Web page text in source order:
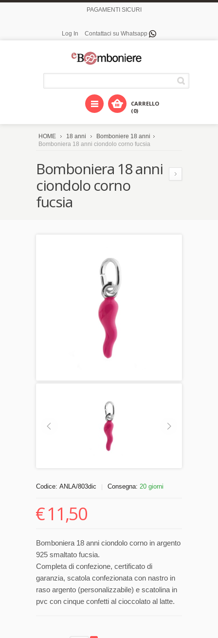
PAGAMENTI SICURI
Log In Contattaci su Whatsapp
CARRELLO
(0)
HOME 18 anni
Bomboniere 18 anni
Bomboniera 18 anni ciondolo corno fucsia
Bomboniera 18 anni
ciondolo corno
fucsia
Codice: ANLA/803dic Consegna: 20 giorni
€11,50
Bomboniera 18 anni ciondolo corno in argento
925 smaltato fucsia.
Completa di confezione, certificato di
garanzia, scatola confezionata con nastro in
raso argento (personalizzabile) e scatolina in
pvc con cinque confetti al cioccolato al latte.